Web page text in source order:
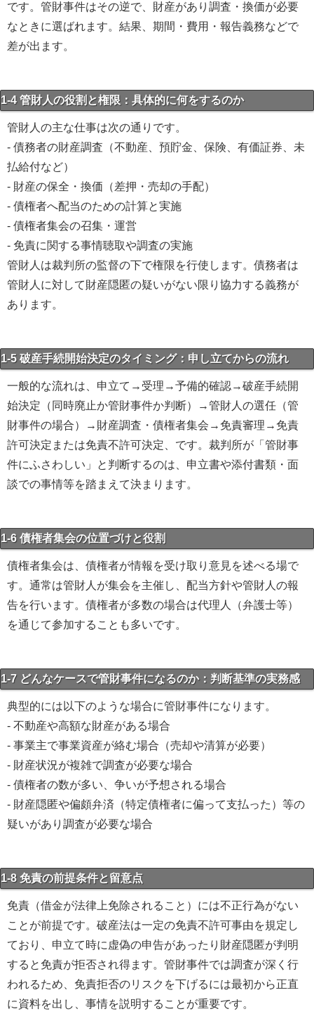
です。管財事件はその逆で、財産があり調査・換価が必要
なときに選ばれます。結果、期間・費用・報告義務などで
差が出ます。
1-4 管財人の役割と権限：具体的に何をするのか
管財人の主な仕事は次の通りです。
- 債務者の財産調査（不動産、預貯金、保険、有価証券、未
払給付など）
- 財産の保全・換価（差押・売却の手配）
- 債権者へ配当のための計算と実施
- 債権者集会の召集・運営
- 免責に関する事情聴取や調査の実施
管財人は裁判所の監督の下で権限を行使します。債務者は
管財人に対して財産隠匿の疑いがない限り協力する義務が
あります。
1-5 破産手続開始決定のタイミング：申し立てからの流れ
一般的な流れは、申立て→受理→予備的確認→破産手続開
始決定（同時廃止か管財事件か判断）→管財人の選任（管
財事件の場合）→財産調査・債権者集会→免責審理→免責
許可決定または免責不許可決定、です。裁判所が「管財事
件にふさわしい」と判断するのは、申立書や添付書類・面
談での事情等を踏まえて決まります。
1-6 債権者集会の位置づけと役割
債権者集会は、債権者が情報を受け取り意見を述べる場で
す。通常は管財人が集会を主催し、配当方針や管財人の報
告を行います。債権者が多数の場合は代理人（弁護士等）
を通じて参加することも多いです。
1-7 どんなケースで管財事件になるのか：判断基準の実務感
典型的には以下のような場合に管財事件になります。
- 不動産や高額な財産がある場合
- 事業主で事業資産が絡む場合（売却や清算が必要）
- 財産状況が複雑で調査が必要な場合
- 債権者の数が多い、争いが予想される場合
- 財産隠匿や偏頗弁済（特定債権者に偏って支払った）等の
疑いがあり調査が必要な場合
1-8 免責の前提条件と留意点
免責（借金が法律上免除されること）には不正行為がない
ことが前提です。破産法は一定の免責不許可事由を規定し
ており、申立て時に虚偽の申告があったり財産隠匿が判明
すると免責が拒否され得ます。管財事件では調査が深く行
われるため、免責拒否のリスクを下げるには最初から正直
に資料を出し、事情を説明することが重要です。